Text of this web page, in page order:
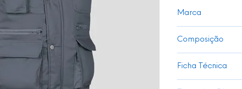
Marca
Composição
200 grs/m2
Acolchoado
Ficha Técnica